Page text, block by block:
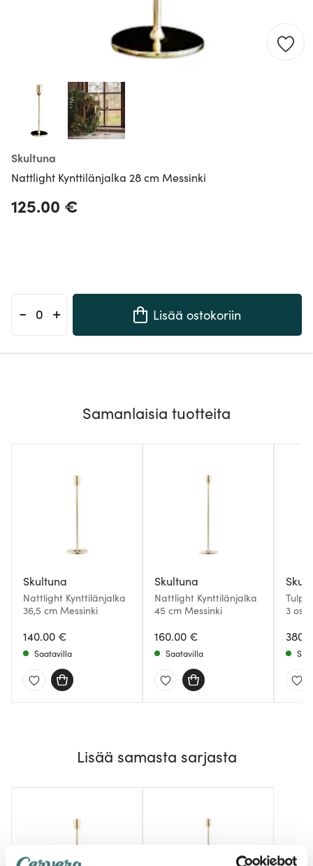
Skultuna
Nattlight Kynttilänjalka 28 cm Messinki
125.00 €
- + Lisää ostokoriin
Samanlaisia tuotteita
Skultuna
Nattlight Kynttilänjalka
36,5 cm Messinki
140.00 €
Saatavilla
Skultuna
Nattlight Kynttilänjalka
45 cm Messinki
160.00 €
Saatavilla
3
Lisää samasta sarjasta